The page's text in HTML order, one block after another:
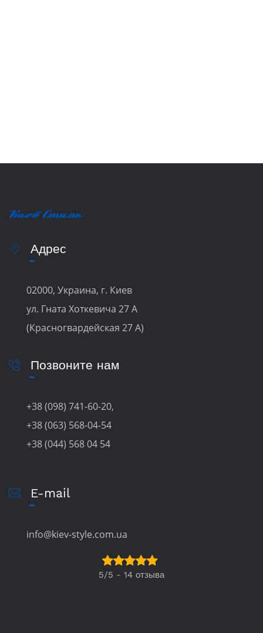
Адрес
02000, Украина, г. Киев
ул. Гната Хоткевича 27 А
(Красногвардейская 27 А)
Позвоните нам
+38 (098) 741-60-20,
+38 (063) 568-04-54
+38 (044) 568 04 54
E-mail
info@kiev-style.com.ua
5/5 - 14 отзыва